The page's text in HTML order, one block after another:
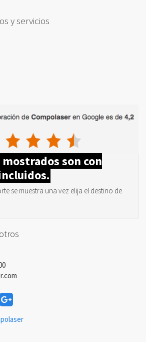
y servicios
son con
se muestra una vez elija el destino de